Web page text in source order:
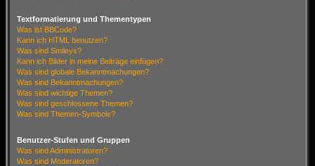
Textformatierung und Thementypen
Was ist BBCode?
Kann ich HTML benutzen?
Was sind Smileys?
Kann ich Bilder in meine Beiträge einfügen?
Was sind globale Bekanntmachungen?
Was sind Bekanntmachungen?
Was sind wichtige Themen?
Was sind geschlossene Themen?
Was sind Themen-Symbole?
Benutzer-Stufen und Gruppen
Was sind Administratoren?
Was sind Moderatoren?